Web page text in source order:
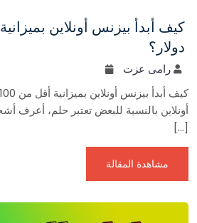
دولار؟
رامى عزت
أونلاين بالنسبة للبعض تعتبر حلم، أعرف
[…]
مشاهدة المقالة